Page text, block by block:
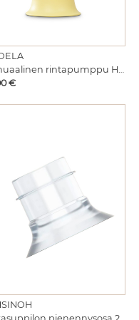
Manuaalinen rintapumppu Harmony
€